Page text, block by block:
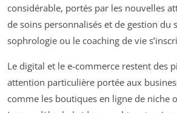
considérable, portés par les nouvelles
de soins personnalisés et de gestion du
sophrologie ou le coaching de vie
Le digital et le e-commerce restent des
attention particulière portée aux
comme les boutiques en ligne de niche